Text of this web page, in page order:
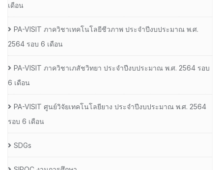
เดือน
PA-VISIT ภาควิชาเทคโนโลยีชีวภาพ ประจำปีงบประมาณ พ.ศ.
2564 รอบ 6 เดือน
PA-VISIT ภาควิชาเภสัชวิทยา ประจำปีงบประมาณ พ.ศ. 2564 รอบ
6 เดือน
PA-VISIT ศูนย์วิจัยเทคโนโลยียาง ประจำปีงบประมาณ พ.ศ. 2564
รอบ 6 เดือน
SDGs